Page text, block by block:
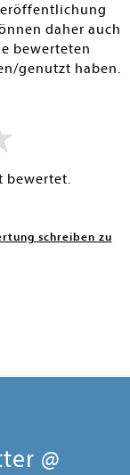
daher auch
bewerteten
genutzt haben.
bewertet.
schreiben zu
@